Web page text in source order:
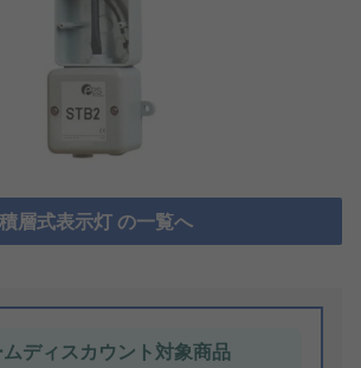
積層式表示灯 の一覧へ
ディスカウント対象商品